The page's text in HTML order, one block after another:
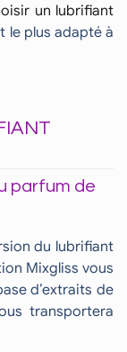
un lubrifiant
le plus adapté à
parfum de
du lubrifiant
Mixgliss vous
d’extraits de
transportera